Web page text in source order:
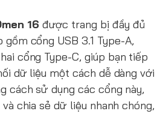
16 được trang bị đầy đủ
cổng USB 3.1 Type-A,
cổng Type-C, giúp bạn tiếp
dữ liệu một cách dễ dàng với
cách sử dụng các cổng này,
chia sẻ dữ liệu nhanh chóng,